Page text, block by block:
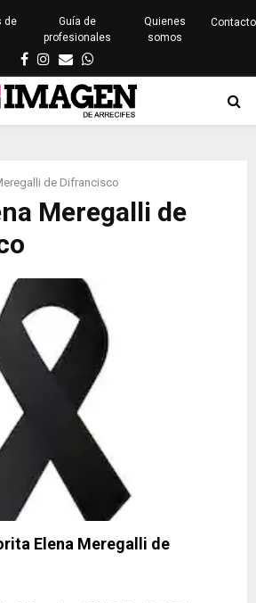
de
Guía de
profesionales
Quienes
somos
Contacto
Facebook
Instagram
EmailWhatsapp
de Difrancisco
Meregalli de
Elena Meregalli de